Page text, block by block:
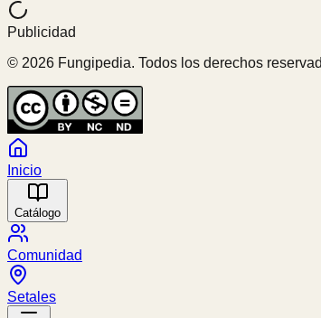
Publicidad
© 2026 Fungipedia. Todos los derechos
Inicio
Catálogo
Comunidad
Setales